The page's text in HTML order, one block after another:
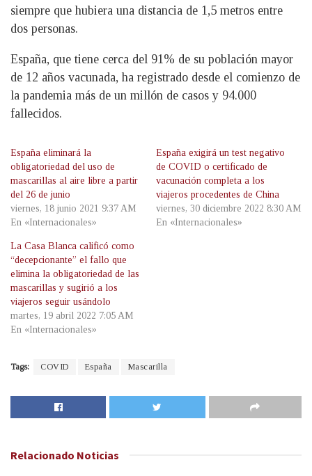
siempre que hubiera una distancia de 1,5 metros entre
dos personas.
España, que tiene cerca del 91% de su población mayor
de 12 años vacunada, ha registrado desde el comienzo de
la pandemia más de un millón de casos y 94.000
fallecidos.
España eliminará la
obligatoriedad del uso de
mascarillas al aire libre a partir
del 26 de junio
viernes, 18 junio 2021 9:37 AM
En «Internacionales»
España exigirá un test negativo
de COVID o certificado de
vacunación completa a los
viajeros procedentes de China
viernes, 30 diciembre 2022 8:30 AM
En «Internacionales»
La Casa Blanca calificó como
“decepcionante” el fallo que
elimina la obligatoriedad de las
mascarillas y sugirió a los
viajeros seguir usándolo
martes, 19 abril 2022 7:05 AM
En «Internacionales»
Tags: COVID España Mascarilla
Relacionado Noticias